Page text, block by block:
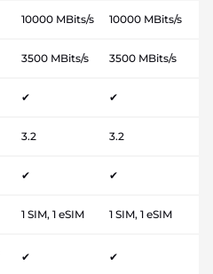
10000 MBits/s 10000 MBits/s
3500 MBits/s 3500 MBits/s
✔ ✔
3.2 3.2
✔ ✔
1 SIM, 1 eSIM 1 SIM, 1 eSIM
✔ ✔